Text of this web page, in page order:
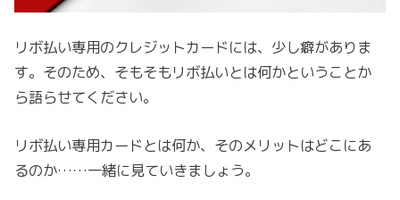
リボ払い専用のクレジットカードには、少し癖がありま
す。そのため、そもそもリボ払いとは何かということか
ら語らせてください。
リボ払い専用カードとは何か、そのメリットはどこにあ
るのか……一緒に見ていきましょう。